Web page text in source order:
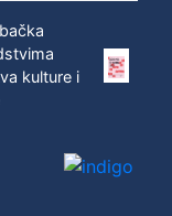
kulture i